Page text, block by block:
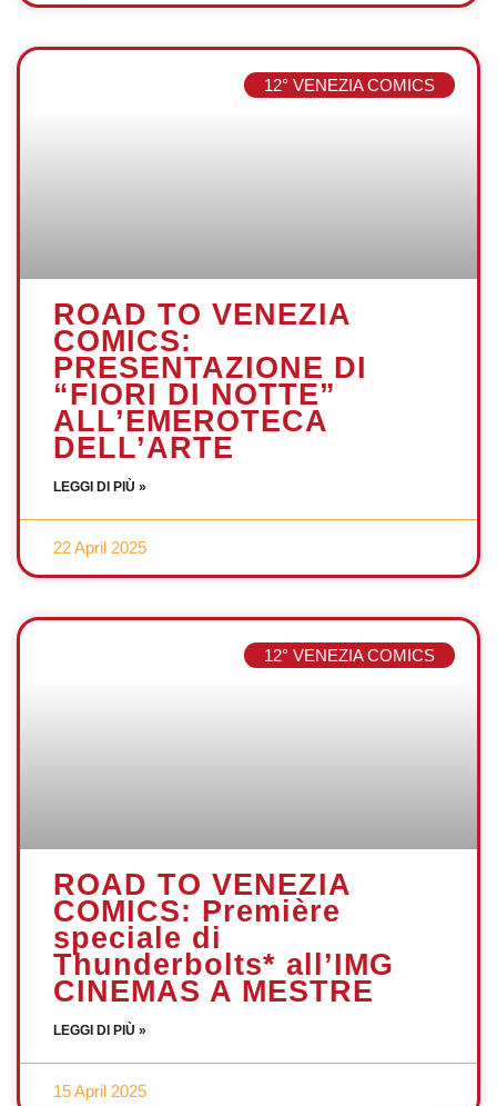
12° VENEZIA COMICS
ROAD TO VENEZIA
COMICS:
PRESENTAZIONE DI
“FIORI DI NOTTE”
ALL’EMEROTECA
DELL’ARTE
LEGGI DI PIÙ »
22 April 2025
12° VENEZIA COMICS
ROAD TO VENEZIA
COMICS: Première
speciale di
Thunderbolts* all’IMG
CINEMAS A MESTRE
LEGGI DI PIÙ »
15 April 2025